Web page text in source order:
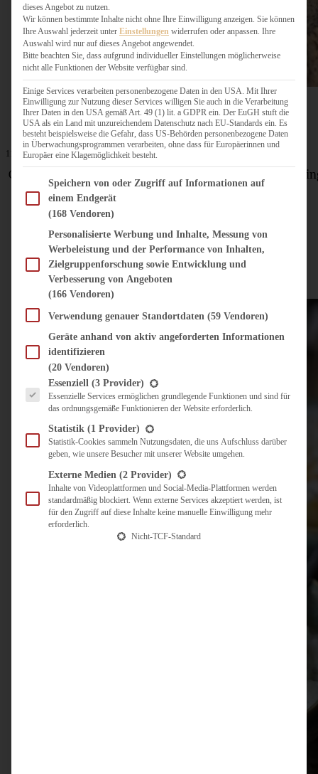
11. Juli 2025
ZUM BEITRAG
Crispy Rice Salad – Reissalat mit Zitronen-Tahini-
dieses Angebot zu nutzen.
Wir können bestimmte Inhalte nicht ohne Ihre Einwilligung anzeigen. Sie können
Ihre Auswahl jederzeit unter Einstellungen widerrufen oder anpassen. Ihre
Auswahl wird nur auf dieses Angebot angewendet.
Bitte beachten Sie, dass aufgrund individueller Einstellungen möglicherweise
nicht alle Funktionen der Website verfügbar sind.
Einige Services verarbeiten personenbezogene Daten in den USA. Mit Ihrer
Einwilligung zur Nutzung dieser Services willigen Sie auch in die Verarbeitung
Ihrer Daten in den USA gemäß Art. 49 (1) lit. a GDPR ein. Der EuGH stuft die
USA als ein Land mit unzureichendem Datenschutz nach EU-Standards ein. Es
besteht beispielsweise die Gefahr, dass US-Behörden personenbezogene Daten
in Überwachungsprogrammen verarbeiten, ohne dass für Europäerinnen und
Europäer eine Klagemöglichkeit besteht.
Im Folgenden finden Sie eine Liste der Zwecke des IAB Transparency and Consent
Speichern von oder Zugriff auf Informationen auf
einem Endgerät
(168 Vendoren)
Personalisierte Werbung und Inhalte, Messung von
Werbeleistung und der Performance von Inhalten,
Zielgruppenforschung sowie Entwicklung und
Verbesserung von Angeboten
(166 Vendoren)
Verwendung genauer Standortdaten (59 Vendoren)
Geräte anhand von aktiv angeforderten Informationen
identifizieren
(20 Vendoren)
Es folgt eine Liste der Service-Gruppen, für die eine Einwilligung erteilt werden
Essenziell (3 Provider)
Essenzielle Services ermöglichen grundlegende Funktionen und sind für
das ordnungsgemäße Funktionieren der Website erforderlich.
Statistik (1 Provider)
Statistik-Cookies sammeln Nutzungsdaten, die uns Aufschluss darüber
geben, wie unsere Besucher mit unserer Website umgehen.
Externe Medien (2 Provider)
Inhalte von Videoplattformen und Social-Media-Plattformen werden
standardmäßig blockiert. Wenn externe Services akzeptiert werden, ist
für den Zugriff auf diese Inhalte keine manuelle Einwilligung mehr
erforderlich.
Nicht-TCF-Standard